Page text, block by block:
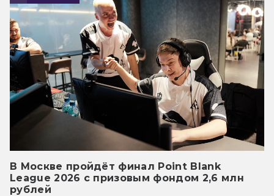
В Москве пройдёт финал Point Blank
League 2026 с призовым фондом 2,6 млн
рублей